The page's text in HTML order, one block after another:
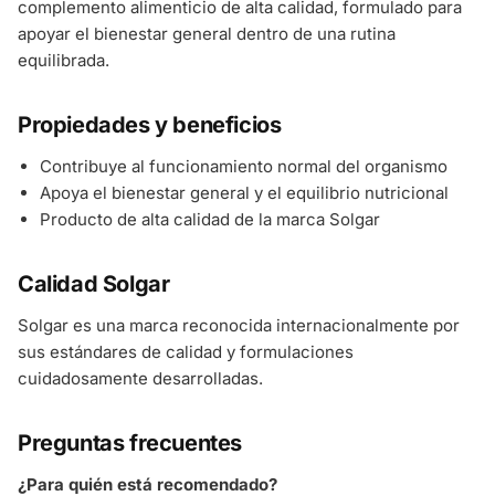
complemento alimenticio de alta calidad, formulado para
apoyar el bienestar general dentro de una rutina
equilibrada.
Propiedades y beneficios
Contribuye al funcionamiento normal del organismo
Apoya el bienestar general y el equilibrio nutricional
Producto de alta calidad de la marca Solgar
Calidad Solgar
Solgar es una marca reconocida internacionalmente por
sus estándares de calidad y formulaciones
cuidadosamente desarrolladas.
Preguntas frecuentes
¿Para quién está recomendado?